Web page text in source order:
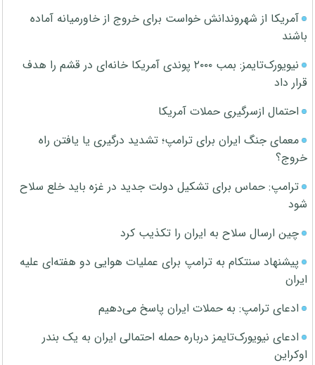
آمریکا از شهروندانش خواست برای خروج از خاورمیانه آماده
باشند
نیویورک‌تایمز: بمب ۲۰۰۰ پوندی آمریکا خانه‌ای در قشم را هدف
قرار داد
احتمال ازسرگیری حملات آمریکا
معمای جنگ ایران برای ترامپ؛ تشدید درگیری یا یافتن راه
خروج؟
ترامپ: حماس برای تشکیل دولت جدید در غزه باید خلع سلاح
شود
چین ارسال سلاح به ایران را تکذیب کرد
پیشنهاد سنتکام به ترامپ برای عملیات هوایی دو هفته‌ای علیه
ایران
ادعای ترامپ: به حملات ایران پاسخ می‌دهیم
ادعای نیویورک‌تایمز درباره حمله احتمالی ایران به یک بندر
اوکراین